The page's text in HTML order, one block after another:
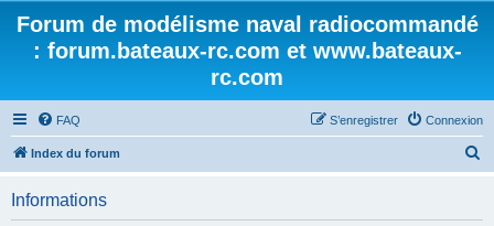
Forum de modélisme naval radiocommandé
: forum.bateaux-rc.com et www.bateaux-
rc.com
FAQ Connexion
S’enregistrer
Index du forum
Informations